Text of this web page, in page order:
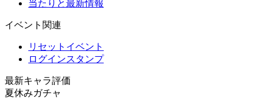
当たりと最新情報
イベント関連
リセットイベント
ログインスタンプ
最新キャラ評価
夏休みガチャ